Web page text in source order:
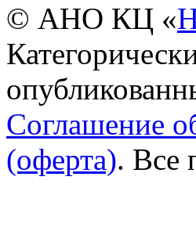
© АНО КЦ «
Соглашение
(оферта). Все